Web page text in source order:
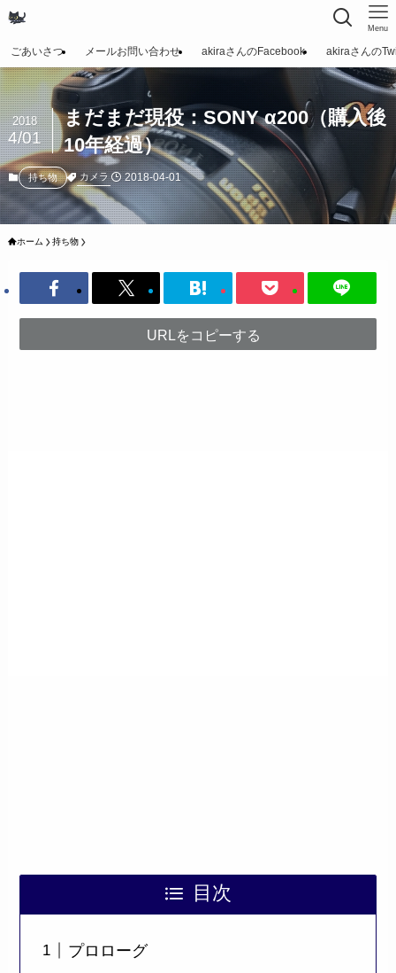
Menu
ごあいさつ メールお問い合わせ akiraさんのFacebook akiraさんの
まだまだ現役：SONY α200（購入後
10年経過）
2018
4/01
持ち物 カメラ 2018-04-01
ホーム 持ち物
URLをコピーする
目次
プロローグ